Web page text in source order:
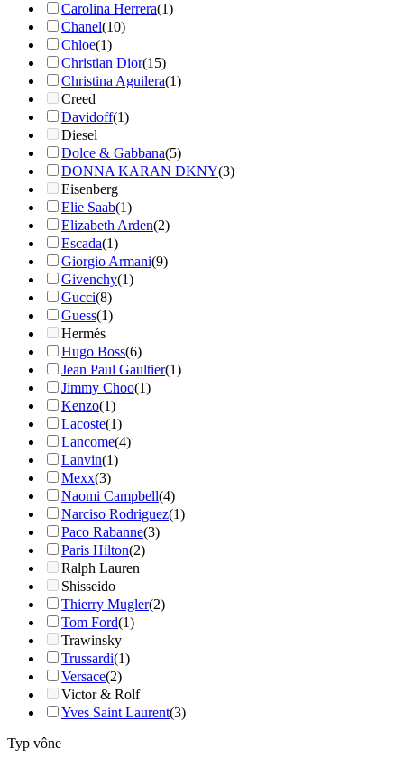
Carolina Herrera(1)
Chanel(10)
Chloe(1)
Christian Dior(15)
Christina Aguilera(1)
Creed
Davidoff(1)
Diesel
Dolce & Gabbana(5)
DONNA KARAN DKNY(3)
Eisenberg
Elie Saab(1)
Elizabeth Arden(2)
Escada(1)
Giorgio Armani(9)
Givenchy(1)
Gucci(8)
Guess(1)
Hermés
Hugo Boss(6)
Jean Paul Gaultier(1)
Jimmy Choo(1)
Kenzo(1)
Lacoste(1)
Lancome(4)
Lanvin(1)
Mexx(3)
Naomi Campbell(4)
Narciso Rodriguez(1)
Paco Rabanne(3)
Paris Hilton(2)
Ralph Lauren
Shisseido
Thierry Mugler(2)
Tom Ford(1)
Trawinsky
Trussardi(1)
Versace(2)
Victor & Rolf
Yves Saint Laurent(3)
Typ vône